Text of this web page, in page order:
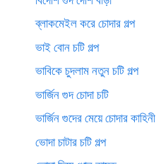
ব্লাকমেইল করে চোদার গল্প
ভাই বোন চটি গল্প
ভাবিকে চুদলাম নতুন চটি গল্প
ভার্জিন গুদ চোদা চটি
ভার্জিন গুদের মেয়ে চোদার কাহিনী
ভোদা চাটার চটি গল্প